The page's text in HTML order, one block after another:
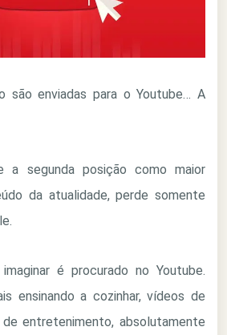
são enviadas para o Youtube… A
a segunda posição como maior
da atualidade, perde somente
é procurado no Youtube.
ensinando a cozinhar, vídeos de
entretenimento, absolutamente